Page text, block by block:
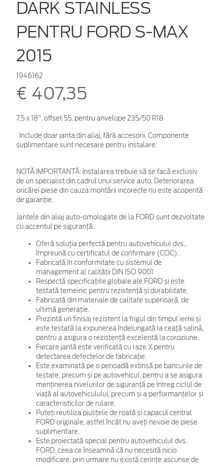
DARK STAINLESS
PENTRU FORD S-MAX
2015
1946162
€ 407,35
7,5 x 18", offset 55, pentru anvelope 235/50 R18
. Include doar janta din aliaj, fără accesorii. Componente
suplimentare sunt necesare pentru instalare.
NOTĂ IMPORTANTĂ: Instalarea trebuie să se facă exclusiv
de un specialist din cadrul unui service auto. Deteriorarea
oricărei piese din cauza montării incorecte nu este acoperită
de garanţie.
Jantele din aliaj auto-omologate de la FORD sunt dezvoltate
cu accentul pe siguranță:
Oferă soluția perfectă pentru autovehiculul dvs.,
împreună cu certificatul de confirmare (COC).
Fabricată în conformitate cu sistemul de
management al calității DIN ISO 9001
Respectă specificațiile globale ale FORD și este
testată temeinic pentru rezistență și durabilitate.
Fabricată din materiale de calitate superioară, de
ultimă generație.
Prezintă un finisaj rezistent la frigul din timpul iernii și
este testată la expunerea îndelungată la ceață salină,
pentru a asigura o rezistență excelentă la coroziune.
Fiecare jantă este verificată cu raze X pentru
detectarea defectelor de fabricație.
Este examinată pe o perioadă extinsă pe bancurile de
testare, precum și pe autovehicul, pentru a se asigura
menținerea nivelurilor de siguranță pe întreg ciclul de
viață al autovehiculului, precum și a performanțelor și
caracteristicilor de rulare.
Puteți reutiliza piulițele de roată și capacul central
FORD originale, astfel încât nu aveți nevoie de piese
suplimentare.
Este proiectată special pentru autovehiculul dvs.
FORD, ceea ce înseamnă că nu necesită nicio
modificare, prin urmare nu există cerințe ascunse de